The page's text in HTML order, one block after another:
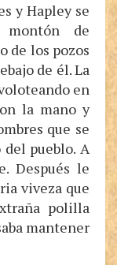
y Hapley se
montón de
de los pozos
de él. La
en
la mano y
que se
pueblo. A
Después le
viveza que
polilla
mantener